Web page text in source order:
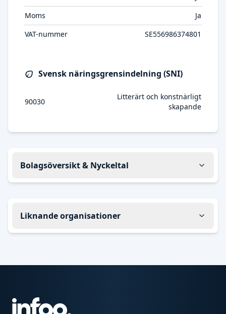
Moms
Ja
VAT-nummer
SE556986374801
Svensk näringsgrensindelning (SNI)
90030
Litterärt och konstnärligt
skapande
Bolagsöversikt & Nyckeltal
Liknande organisationer